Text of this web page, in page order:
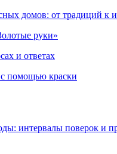
домов: от традиций к
руки»
и ответах
с помощью краски
интервалы поверок и